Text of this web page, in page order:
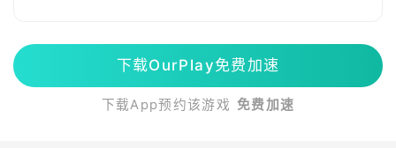
下载OurPlay免费加速
下载App预约该游戏 免费加速